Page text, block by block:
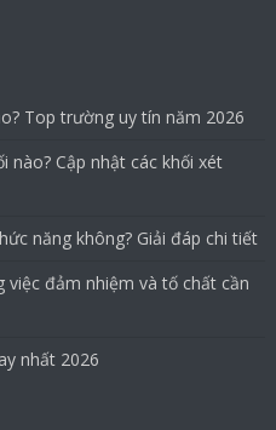
Top trường uy tín năm 2026
nào? Cập nhật các khối xét
năng không? Giải đáp chi tiết
việc đảm nhiệm và tố chất cần
nhất 2026